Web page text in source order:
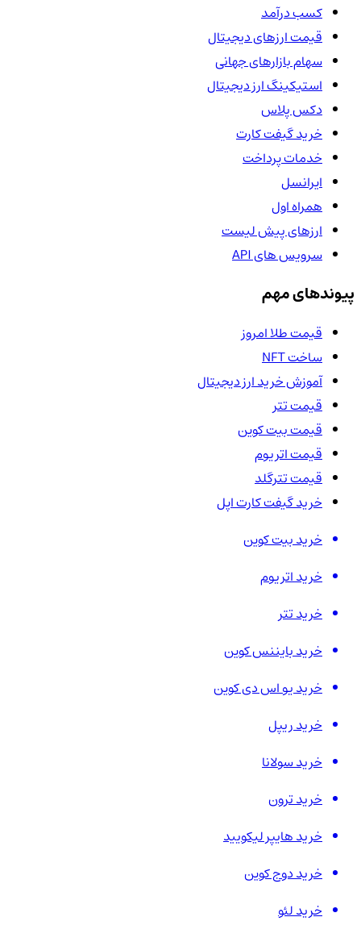
کسب درآمد
قیمت ارزهای دیجیتال
سهام بازارهای جهانی
استیکینگ ارز دیجیتال
دکس پلاس
خرید گیفت کارت
خدمات پرداخت
ایرانسل
همراه اول
ارزهای پیش لیست
سرویس های API
پیوندهای مهم
قیمت طلا امروز
ساخت NFT
آموزش خرید ارز دیجیتال
قیمت تتر
قیمت بیت کوین
قیمت اتریوم
قیمت تترگلد
خرید گیفت کارت اپل
خرید بیت کوین
خرید اتریوم
خرید تتر
خرید بایننس کوین
خرید یو اس دی کوین
خرید ریپل
خرید سولانا
خرید ترون
خرید هایپر لیکویید
خرید دوج کوین
خرید لئو